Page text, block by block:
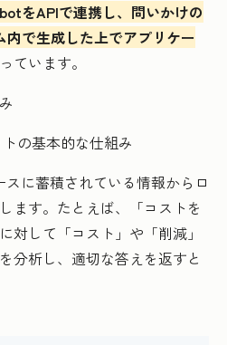
をAPIで連携し、問いかけの
で生成した上でアプリケー
ています。
の基本的な仕組み
に蓄積されている情報からロ
ます。たとえば、「コストを
対して「コスト」や「削減」
分析し、適切な答えを返すと